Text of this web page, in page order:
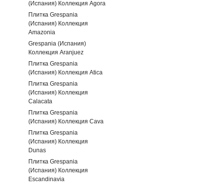
(Испания) Коллекция Agora
Плитка Grespania
(Испания) Коллекция
Amazonia
Grespania (Испания)
Коллекция Aranjuez
Плитка Grespania
(Испания) Коллекция Atica
Плитка Grespania
(Испания) Коллекция
Calacata
Плитка Grespania
(Испания) Коллекция Cava
Плитка Grespania
(Испания) Коллекция
Dunas
Плитка Grespania
(Испания) Коллекция
Escandinavia